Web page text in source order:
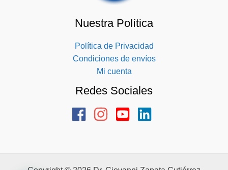
Nuestra Política
Política de Privacidad
Condiciones de envíos
Mi cuenta
Redes Sociales